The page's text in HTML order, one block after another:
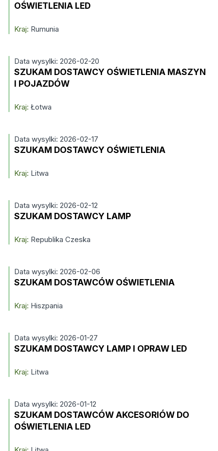
OŚWIETLENIA LED
Kraj: Rumunia
Data wysylki: 2026-02-20
SZUKAM DOSTAWCY OŚWIETLENIA MASZYN
I POJAZDÓW
Kraj: Łotwa
Data wysylki: 2026-02-17
SZUKAM DOSTAWCY OŚWIETLENIA
Kraj: Litwa
Data wysylki: 2026-02-12
SZUKAM DOSTAWCY LAMP
Kraj: Republika Czeska
Data wysylki: 2026-02-06
SZUKAM DOSTAWCÓW OŚWIETLENIA
Kraj: Hiszpania
Data wysylki: 2026-01-27
SZUKAM DOSTAWCY LAMP I OPRAW LED
Kraj: Litwa
Data wysylki: 2026-01-12
SZUKAM DOSTAWCÓW AKCESORIÓW DO
OŚWIETLENIA LED